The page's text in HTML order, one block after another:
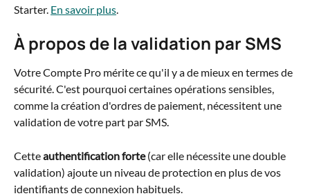
Starter. En savoir plus.
À propos de la validation par SMS
Votre Compte Pro mérite ce qu'il y a de mieux en termes de
sécurité. C'est pourquoi certaines opérations sensibles,
comme la création d'ordres de paiement, nécessitent une
validation de votre part par SMS.
Cette authentification forte (car elle nécessite une double
validation) ajoute un niveau de protection en plus de vos
identifiants de connexion habituels.